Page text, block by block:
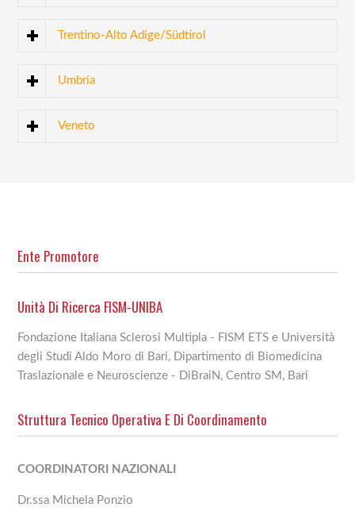
Trentino-Alto Adige/Südtirol
Umbria
Veneto
Ente Promotore
Unità Di Ricerca FISM-UNIBA
Fondazione Italiana Sclerosi Multipla - FISM ETS e Università
degli Studi Aldo Moro di Bari, Dipartimento di Biomedicina
Traslazionale e Neuroscienze - DiBraiN, Centro SM, Bari
Struttura Tecnico Operativa E Di Coordinamento
COORDINATORI NAZIONALI
Dr.ssa Michela Ponzio